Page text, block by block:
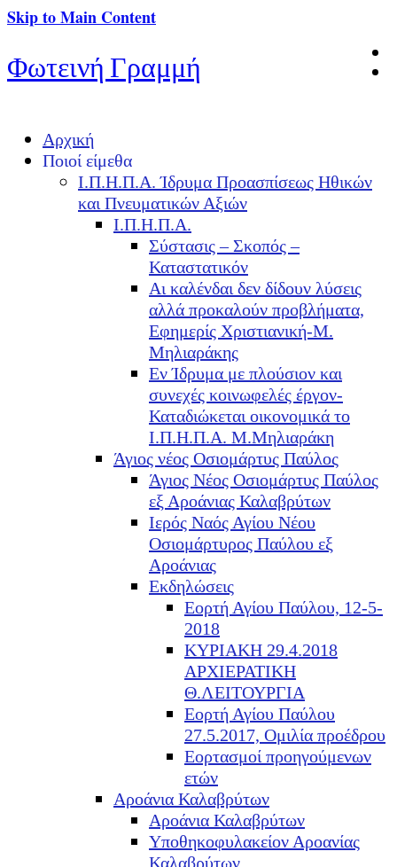
Skip to Main Content
Φωτεινή Γραμμή
Αρχική
Ποιοί είμεθα
Ι.Π.Η.Π.Α. Ίδρυμα Προασπίσεως Ηθικών
και Πνευματικών Αξιών
Ι.Π.Η.Π.Α.
Σύστασις – Σκοπός –
Καταστατικόν
Αι καλένδαι δεν δίδουν λύσεις
αλλά προκαλούν προβλήματα,
Εφημερίς Χριστιανική-Μ.
Μηλιαράκης
Εν Ίδρυμα με πλούσιον και
συνεχές κοινωφελές έργον-
Καταδιώκεται οικονομικά το
Ι.Π.Η.Π.Α. Μ.Μηλιαράκη
Άγιος νέος Οσιομάρτυς Παύλος
Άγιος Νέος Οσιομάρτυς Παύλος
εξ Αροάνιας Καλαβρύτων
Ιερός Ναός Αγίου Νέου
Οσιομάρτυρος Παύλου εξ
Αροάνιας
Εκδηλώσεις
Εορτή Αγίου Παύλου, 12-5-
2018
ΚΥΡΙΑΚΗ 29.4.2018
ΑΡΧΙΕΡΑΤΙΚΗ
Θ.ΛΕΙΤΟΥΡΓΙΑ
Εορτή Αγίου Παύλου
27.5.2017, Ομιλία προέδρου
Εορτασμοί προηγούμενων
ετών
Αροάνια Καλαβρύτων
Αροάνια Καλαβρύτων
Υποθηκοφυλακείον Αροανίας
Καλαβρύτων